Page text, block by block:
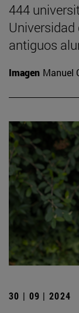
444
antiguos
Imagen Manuel
30 | 09 | 2024